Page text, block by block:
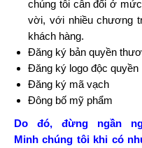
chúng tôi cân đối ở
vời, với nhiều chương
khách hàng.
Đăng ký bản quyền
Đăng ký logo độc quyền
Đăng ký mã vạch
Đông bố mỹ phẩm
Do đó, đừng ngần
Minh chúng tôi khi có